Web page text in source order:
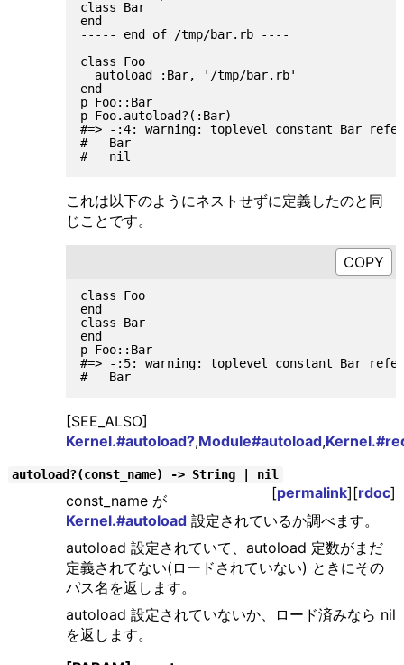
class Bar
end
----- end of /tmp/bar.rb ----
class Foo
  autoload :Bar, '/tmp/bar.rb'
end
p Foo::Bar
p Foo.autoload?(:Bar)
#=> -:4: warning: toplevel constant Bar
#   Bar
これは以下のようにネストせずに定義したのと同
じことです。
class Foo
end
class Bar
end
p Foo::Bar
#=> -:5: warning: toplevel constant Bar
#   Bar
[SEE_ALSO]
Kernel.#autoload?,Module#autoload,
autoload?(const_name) -> String | nil
[permalink][rdoc]
const_name が
Kernel.#autoload設定されているか調べます。
autoload 設定されていて、autoload 定数がまだ
定義されてない(ロードされていない) ときにその
パス名を返します。
autoload 設定されていないか、ロード済みなら nil
を返します。